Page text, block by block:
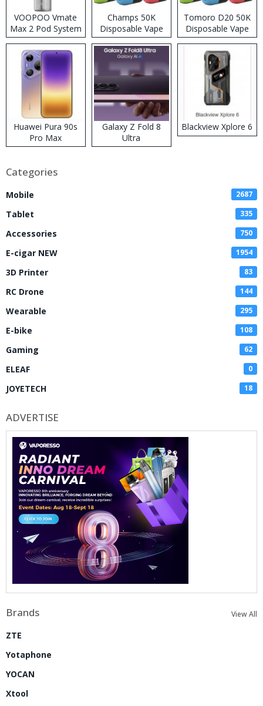
VOOPOO Vmate
Max 2 Pod System
Kit
Champs 50K
Disposable Vape
Tomoro D20 50K
Disposable Vape
Huawei Pura 90s
Pro Max
Galaxy Z Fold 8
Ultra
Blackview Xplore 6
Categories
Mobile 2687
Tablet 335
Accessories 750
E-cigar NEW 1954
3D Printer 83
RC Drone 144
Wearable 295
E-bike 108
Gaming 62
ELEAF 0
JOYETECH 18
ADVERTISE
Brands View All
ZTE
Yotaphone
YOCAN
Xtool